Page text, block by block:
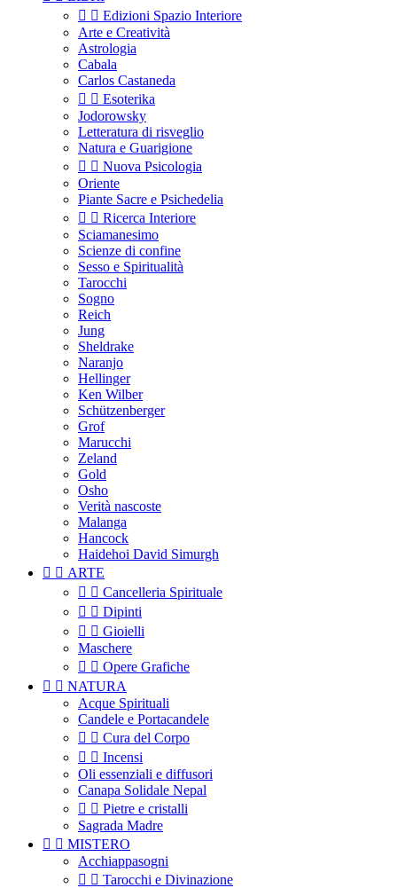
  Edizioni Spazio Interiore
Arte e Creatività
Astrologia
Cabala
Carlos Castaneda
  Esoterika
Jodorowsky
Letteratura di risveglio
Natura e Guarigione
  Nuova Psicologia
Oriente
Piante Sacre e Psichedelia
  Ricerca Interiore
Sciamanesimo
Scienze di confine
Sesso e Spiritualità
Tarocchi
Sogno
Reich
Jung
Sheldrake
Naranjo
Hellinger
Ken Wilber
Schützenberger
Grof
Marucchi
Zeland
Gold
Osho
Verità nascoste
Malanga
Hancock
Haidehoi David Simurgh
  ARTE
  Cancelleria Spirituale
  Dipinti
  Gioielli
Maschere
  Opere Grafiche
  NATURA
Acque Spirituali
Candele e Portacandele
  Cura del Corpo
  Incensi
Oli essenziali e diffusori
Canapa Solidale Nepal
  Pietre e cristalli
Sagrada Madre
  MISTERO
Acchiappasogni
  Tarocchi e Divinazione